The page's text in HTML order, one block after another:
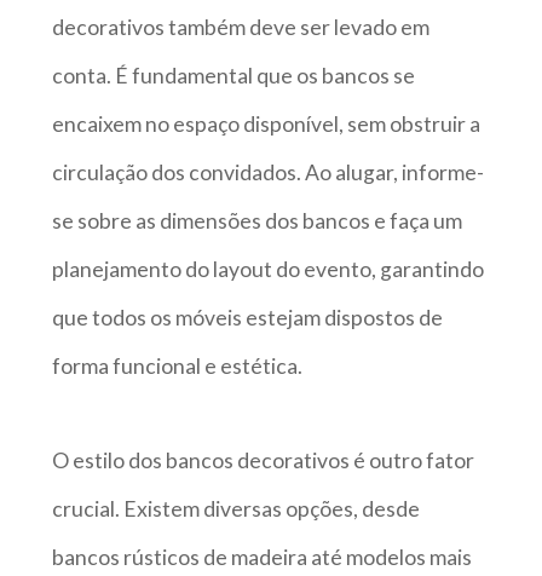
decorativos também deve ser levado em
conta. É fundamental que os bancos se
encaixem no espaço disponível, sem obstruir a
circulação dos convidados. Ao alugar, informe-
se sobre as dimensões dos bancos e faça um
planejamento do layout do evento, garantindo
que todos os móveis estejam dispostos de
forma funcional e estética.
O estilo dos bancos decorativos é outro fator
crucial. Existem diversas opções, desde
bancos rústicos de madeira até modelos mais